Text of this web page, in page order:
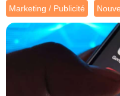
Marketing / Publicité